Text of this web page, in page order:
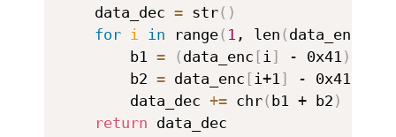
	data_dec
= str( )
for i in range( 1 , len ( data_enc
		b1
= ( data_enc [ i ] - 0x41 )
		b2
= data_enc [ i+1 ]
- 0x41 -
		data_dec
+= chr( b1 + b2 )
return data_dec